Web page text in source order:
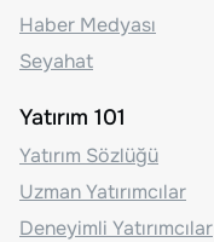
Haber Medyası
Seyahat
Yatırım 101
Yatırım Sözlüğü
Uzman Yatırımcılar
Deneyimli Yatırımcılar